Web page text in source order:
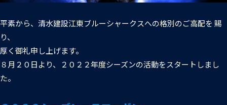
平素から、清水建設江東ブルーシャークスへの格別のご高配を 賜
り、
厚く御礼申し上げます。
８月２０日より、２０２２年度シーズンの活動をスタートしまし
た。
第2戦ホストゲーム
第1戦ホストゲーム
パートナー募集
プライバシーポリシー